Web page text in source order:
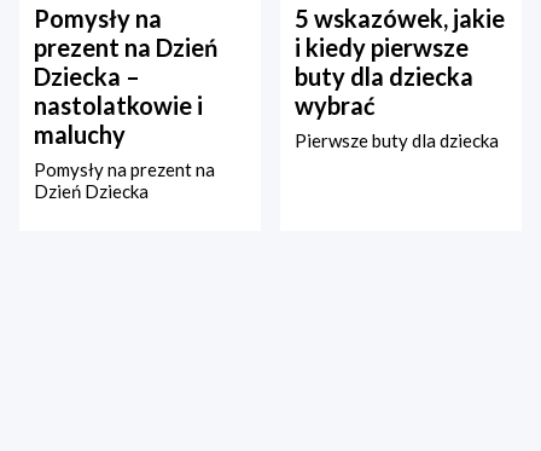
Pomysły na
prezent na Dzień
Dziecka –
nastolatkowie i
maluchy
Pomysły na prezent na
Dzień Dziecka
5 wskazówek, jakie
i kiedy pierwsze
buty dla dziecka
wybrać
Pierwsze buty dla dziecka